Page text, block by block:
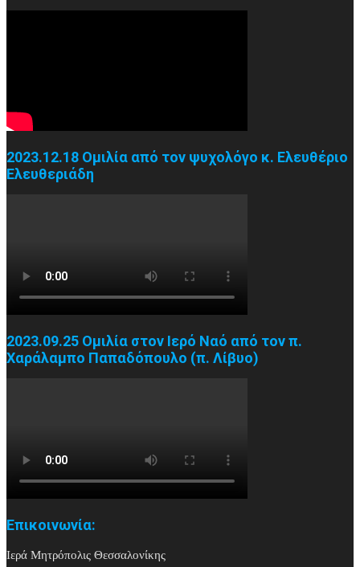
2023.12.18 Ομιλία από τον ψυχολόγο κ. Ελευθέριο
Ελευθεριάδη
2023.09.25 Ομιλία στον Ιερό Ναό από τον π.
Χαράλαμπο Παπαδόπουλο (π. Λίβυο)
Επικοινωνία:
Ιερά Μητρόπολις Θεσσαλονίκης